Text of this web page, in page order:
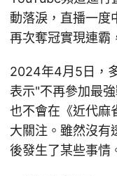
動落淚，直播一度
再次奪冠實現連霸
2024年4月5日，
表示"不再參加最
也不會在《近代麻
大關注。雖然沒有
後發生了某些事情